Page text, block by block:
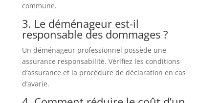
commune.
3. Le déménageur est-il
responsable des dommages ?
Un déménageur professionnel possède une
assurance responsabilité. Vérifiez les conditions
d’assurance et la procédure de déclaration en cas
d’avarie.